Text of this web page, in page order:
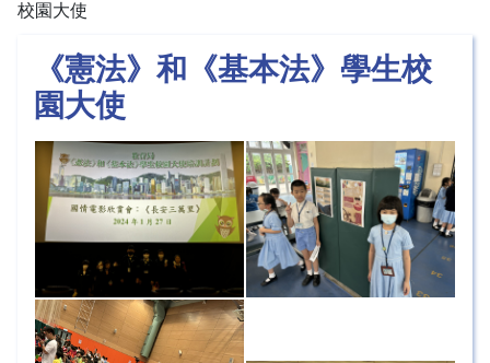
校園大使
《憲法》和《基本法》學生校
園大使